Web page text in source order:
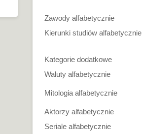
Zawody alfabetycznie
Kierunki studiów alfabetycznie
Kategorie dodatkowe
Waluty alfabetycznie
Mitologia alfabetycznie
Aktorzy alfabetycznie
Seriale alfabetycznie